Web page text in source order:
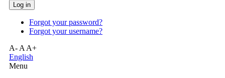
Forgot your password?
Forgot your username?
A-AA+
English
Menu